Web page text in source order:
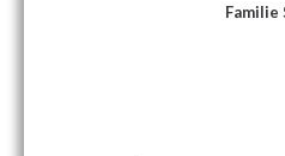
Familie